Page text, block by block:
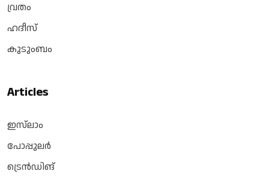
വ്രതം
ഹദീസ്
കുടുംബം
Articles
ഇസ്‌ലാം
പോപ്പുലർ
ട്രെൻഡിങ്